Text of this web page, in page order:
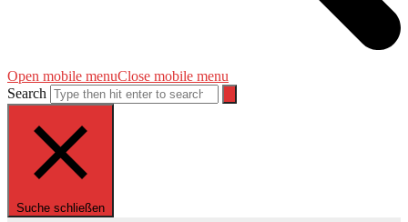
Open mobile menuClose mobile menu
Search
Suche schließen